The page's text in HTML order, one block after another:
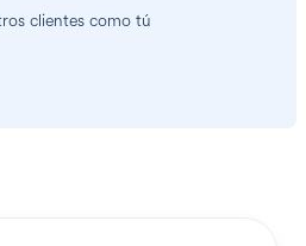
clientes como tú